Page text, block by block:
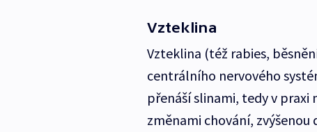
Vzteklina
Vzteklina (též rabies,
centrálního nervového
přenáší slinami, tedy v praxi
změnami chování,